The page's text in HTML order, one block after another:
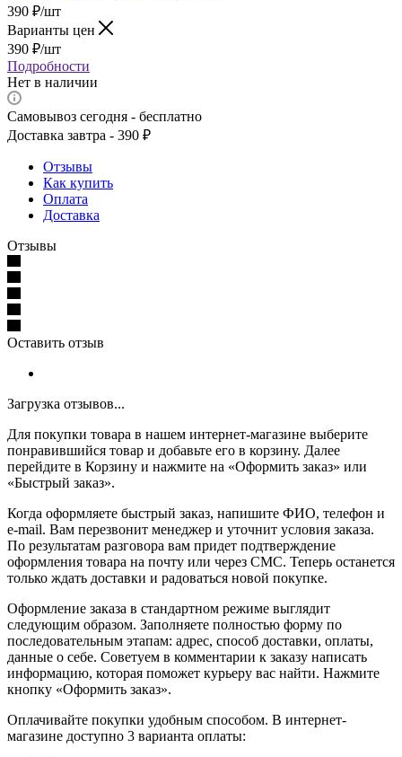
390 ₽/шт
Варианты цен
390 ₽/шт
Подробности
Нет в наличии
Самовывоз сегодня - бесплатно
Доставка завтра - 390 ₽
Отзывы
Как купить
Оплата
Доставка
Отзывы
Оставить отзыв
Загрузка отзывов...
Для покупки товара в нашем интернет-магазине выберите
понравившийся товар и добавьте его в корзину. Далее
перейдите в Корзину и нажмите на «Оформить заказ» или
«Быстрый заказ».
Когда оформляете быстрый заказ, напишите ФИО, телефон и
e-mail. Вам перезвонит менеджер и уточнит условия заказа.
По результатам разговора вам придет подтверждение
оформления товара на почту или через СМС. Теперь останется
только ждать доставки и радоваться новой покупке.
Оформление заказа в стандартном режиме выглядит
следующим образом. Заполняете полностью форму по
последовательным этапам: адрес, способ доставки, оплаты,
данные о себе. Советуем в комментарии к заказу написать
информацию, которая поможет курьеру вас найти. Нажмите
кнопку «Оформить заказ».
Оплачивайте покупки удобным способом. В интернет-
магазине доступно 3 варианта оплаты: